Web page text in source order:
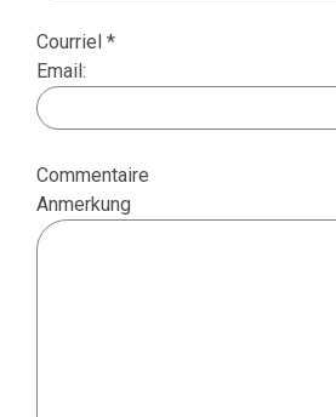
Courriel *
Email:
Commentaire
Anmerkung